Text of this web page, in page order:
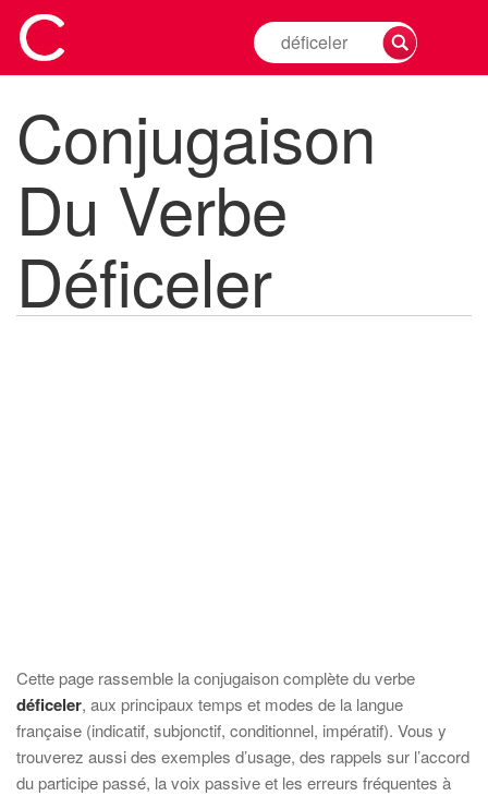
Rechercher
la
d'un
verbe
Conjugaison
Du Verbe
Déficeler
Cette page rassemble la conjugaison complète du verbe
déficeler, aux principaux temps et modes de la langue
française (indicatif, subjonctif, conditionnel, impératif). Vous y
trouverez aussi des exemples d’usage, des rappels sur l’accord
du participe passé, la voix passive et les erreurs fréquentes à